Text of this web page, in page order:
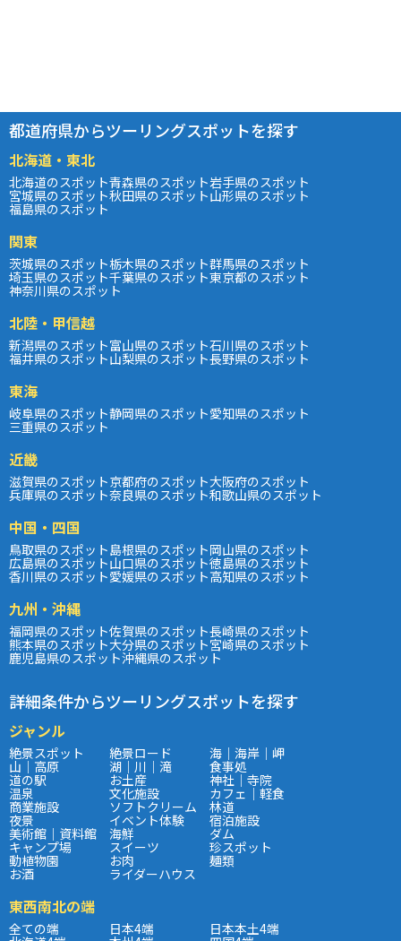
都道府県からツーリングスポットを探す
北海道・東北
北海道のスポット青森県のスポット岩手県のスポット
宮城県のスポット秋田県のスポット山形県のスポット
福島県のスポット
関東
茨城県のスポット栃木県のスポット群馬県のスポット
埼玉県のスポット千葉県のスポット東京都のスポット
神奈川県のスポット
北陸・甲信越
新潟県のスポット富山県のスポット石川県のスポット
福井県のスポット山梨県のスポット長野県のスポット
東海
岐阜県のスポット静岡県のスポット愛知県のスポット
三重県のスポット
近畿
滋賀県のスポット京都府のスポット大阪府のスポット
兵庫県のスポット奈良県のスポット和歌山県のスポット
中国・四国
鳥取県のスポット島根県のスポット岡山県のスポット
広島県のスポット山口県のスポット徳島県のスポット
香川県のスポット愛媛県のスポット高知県のスポット
九州・沖縄
福岡県のスポット佐賀県のスポット長崎県のスポット
熊本県のスポット大分県のスポット宮崎県のスポット
鹿児島県のスポット沖縄県のスポット
詳細条件からツーリングスポットを探す
ジャンル
絶景スポット 絶景ロード 海｜海岸｜岬
山｜高原 湖｜川｜滝 食事処
道の駅 お土産 神社｜寺院
温泉 文化施設 カフェ｜軽食
商業施設 ソフトクリーム 林道
夜景 イベント体験 宿泊施設
美術館｜資料館 海鮮 ダム
キャンプ場 スイーツ 珍スポット
動植物園 お肉 麺類
お酒 ライダーハウス
東西南北の端
全ての端 日本4端 日本本土4端